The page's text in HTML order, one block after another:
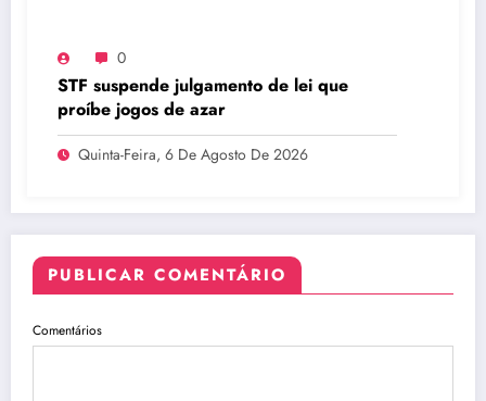
0
STF suspende julgamento de lei que
proíbe jogos de azar
Quinta-Feira, 6 De Agosto De 2026
PUBLICAR COMENTÁRIO
Comentários